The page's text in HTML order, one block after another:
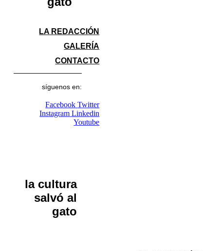
LA REDACCIÓN
GALERÍA
CONTACTO
síguenos en:
Facebook Twitter
Instagram Linkedin
Youtube
la cultura
salvó al
gato